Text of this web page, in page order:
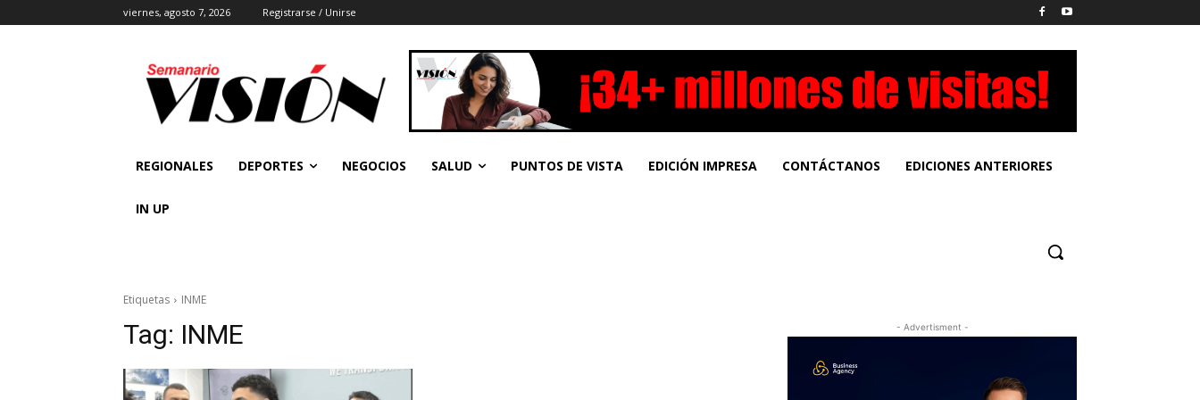
viernes, agosto 7, 2026 Registrarse / Unirse
REGIONALES DEPORTES NEGOCIOS SALUD PUNTOS DE VISTA EDICIÓN IMPRESA CONTÁCTANOS EDICIONES ANTERIORES
IN UP
Etiquetas INME
Tag: INME - Advertisment -